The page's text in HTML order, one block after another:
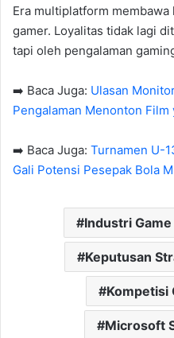
Era multiplatform
gamer. Loyalitas tidak lagi
tapi oleh pengalaman
➡️ Baca Juga: Ulasan
Pengalaman Menonton Film
➡️ Baca Juga: Turnamen U-
Gali Potensi Pesepak Bola
Industri
Keputusan
Kompetisi
Microsoft